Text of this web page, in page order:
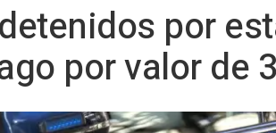
por
por valor de